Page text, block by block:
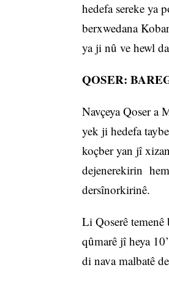
hedefa sereke ya
berxwedana
ya ji nû ve hewl
QOSER:
Navçeya Qoser a
yek ji hedefa
koçber yan jî
dejenerekirin
dersînorkirinê.
Li Qoserê
qûmarê jî heya
di nava malbatê